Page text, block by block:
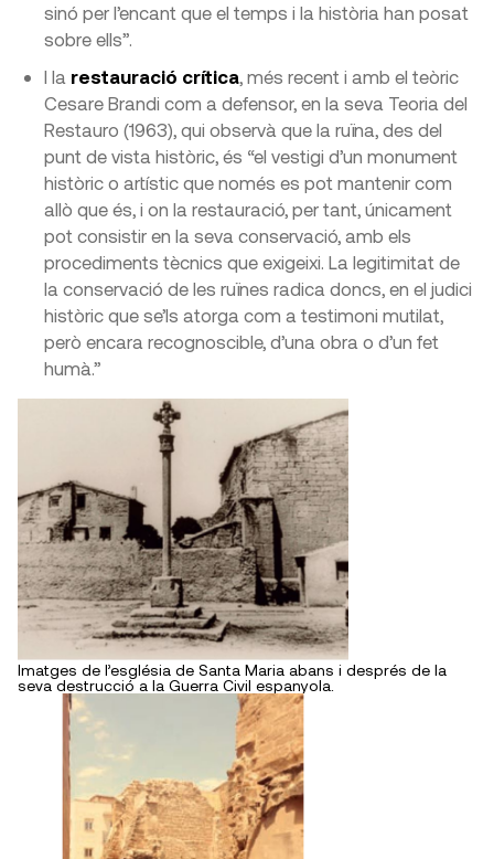
sinó per l’encant que el temps i la història han posat
sobre ells”.
I la restauració crítica, més recent i amb el teòric
Cesare Brandi com a defensor, en la seva Teoria del
Restauro (1963), qui observà que la ruïna, des del
punt de vista històric, és “el vestigi d’un monument
històric o artístic que només es pot mantenir com
allò que és, i on la restauració, per tant, únicament
pot consistir en la seva conservació, amb els
procediments tècnics que exigeixi. La legitimitat de
la conservació de les ruïnes radica doncs, en el judici
històric que se’ls atorga com a testimoni mutilat,
però encara recognoscible, d’una obra o d’un fet
humà.”
Imatges de l’església de Santa Maria abans i després de la
seva destrucció a la Guerra Civil espanyola.